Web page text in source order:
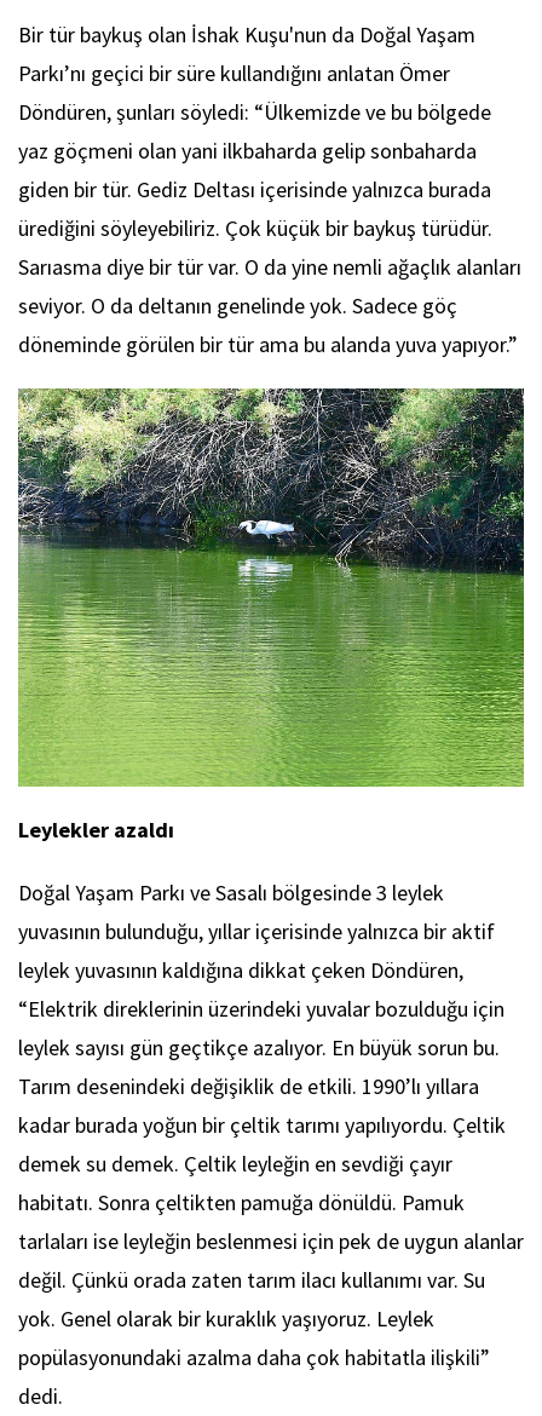
Bir tür baykuş olan İshak Kuşu'nun da Doğal Yaşam
Parkı’nı geçici bir süre kullandığını anlatan Ömer
Döndüren, şunları söyledi: “Ülkemizde ve bu bölgede
yaz göçmeni olan yani ilkbaharda gelip sonbaharda
giden bir tür. Gediz Deltası içerisinde yalnızca burada
ürediğini söyleyebiliriz. Çok küçük bir baykuş türüdür.
Sarıasma diye bir tür var. O da yine nemli ağaçlık alanları
seviyor. O da deltanın genelinde yok. Sadece göç
döneminde görülen bir tür ama bu alanda yuva yapıyor.”
Leylekler azaldı
Doğal Yaşam Parkı ve Sasalı bölgesinde 3 leylek
yuvasının bulunduğu, yıllar içerisinde yalnızca bir aktif
leylek yuvasının kaldığına dikkat çeken Döndüren,
“Elektrik direklerinin üzerindeki yuvalar bozulduğu için
leylek sayısı gün geçtikçe azalıyor. En büyük sorun bu.
Tarım desenindeki değişiklik de etkili. 1990’lı yıllara
kadar burada yoğun bir çeltik tarımı yapılıyordu. Çeltik
demek su demek. Çeltik leyleğin en sevdiği çayır
habitatı. Sonra çeltikten pamuğa dönüldü. Pamuk
tarlaları ise leyleğin beslenmesi için pek de uygun alanlar
değil. Çünkü orada zaten tarım ilacı kullanımı var. Su
yok. Genel olarak bir kuraklık yaşıyoruz. Leylek
popülasyonundaki azalma daha çok habitatla ilişkili”
dedi.